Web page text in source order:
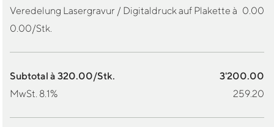
Veredelung Lasergravur / Digitaldruck auf Plakette à
0.00/Stk.
0.00
Subtotal à 320.00/Stk.
3'200.00
MwSt. 8.1%
259.20